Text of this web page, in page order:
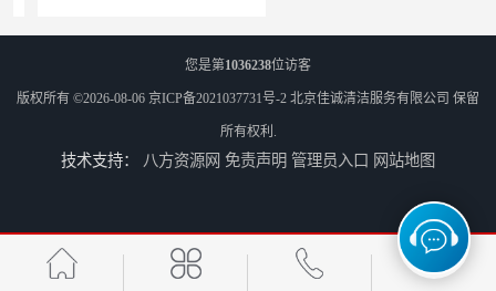
北京开荒保洁服务公司-北京外墙清洗服务-外墙清洗保洁公司
您是第1036238位访客
版权所有 ©2026-08-06 京ICP备2021037731号-2 北京佳诚清洁服务有限公司 保留
所有权利.
技术支持： 八方资源网 免责声明 管理员入口 网站地图